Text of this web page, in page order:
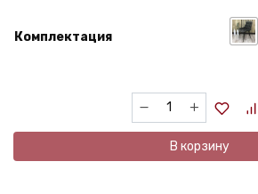
Комплектация
Количество
товара
Бентли
В корзину